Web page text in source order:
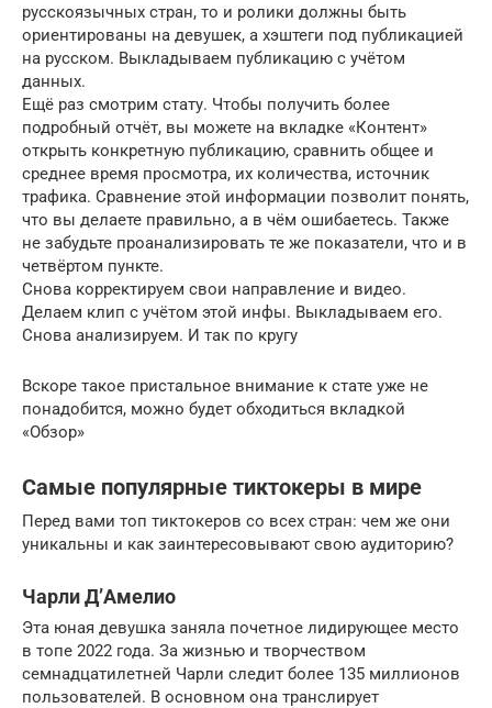
русскоязычных стран, то и ролики должны быть
ориентированы на девушек, а хэштеги под публикацией
на русском. Выкладываем публикацию с учётом
данных.
Ещё раз смотрим стату. Чтобы получить более
подробный отчёт, вы можете на вкладке «Контент»
открыть конкретную публикацию, сравнить общее и
среднее время просмотра, их количества, источник
трафика. Сравнение этой информации позволит понять,
что вы делаете правильно, а в чём ошибаетесь. Также
не забудьте проанализировать те же показатели, что и в
четвёртом пункте.
Снова корректируем свои направление и видео.
Делаем клип с учётом этой инфы. Выкладываем его.
Снова анализируем. И так по кругу
Вскоре такое пристальное внимание к стате уже не
понадобится, можно будет обходиться вкладкой
«Обзор»
Самые популярные тиктокеры в мире
Перед вами топ тиктокеров со всех стран: чем же они
уникальны и как заинтересовывают свою аудиторию?
Чарли Д’Амелио
Эта юная девушка заняла почетное лидирующее место
в топе 2022 года. За жизнью и творчеством
семнадцатилетней Чарли следит более 135 миллионов
пользователей. В основном она транслирует